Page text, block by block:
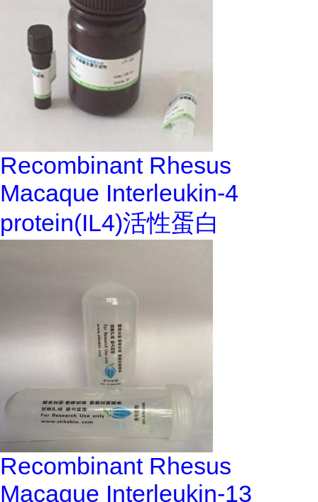
Recombinant Rhesus
Macaque Interleukin-4
protein(IL4)活性蛋白
Recombinant Rhesus
Macaque Interleukin-13